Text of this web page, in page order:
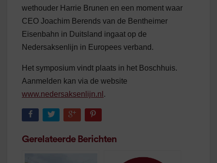
wethouder Harrie Brunen en een moment waar
CEO Joachim Berends van de Bentheimer
Eisenbahn in Duitsland ingaat op de
Nedersaksenlijn in Europees verband.
Het symposium vindt plaats in het Boschhuis.
Aanmelden kan via de website
www.nedersaksenlijn.nl .
Gerelateerde Berichten